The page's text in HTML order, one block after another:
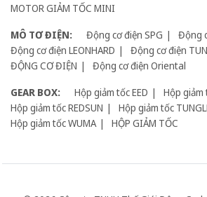
MOTOR GIẢM TỐC MINI
MÔ TƠ ĐIỆN:
Động cơ điện SPG
Động
Động cơ điện LEONHARD
Động cơ điện
ĐỘNG CƠ ĐIỆN
Động cơ điện Oriental
GEAR BOX:
Hộp giảm tốc EED
Hộp giảm
Hộp giảm tốc REDSUN
Hộp giảm tốc
Hộp giảm tốc WUMA
HỘP GIẢM TỐC